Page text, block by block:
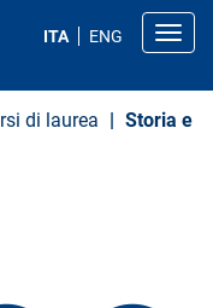
ITA ENG
di laurea
Storia e